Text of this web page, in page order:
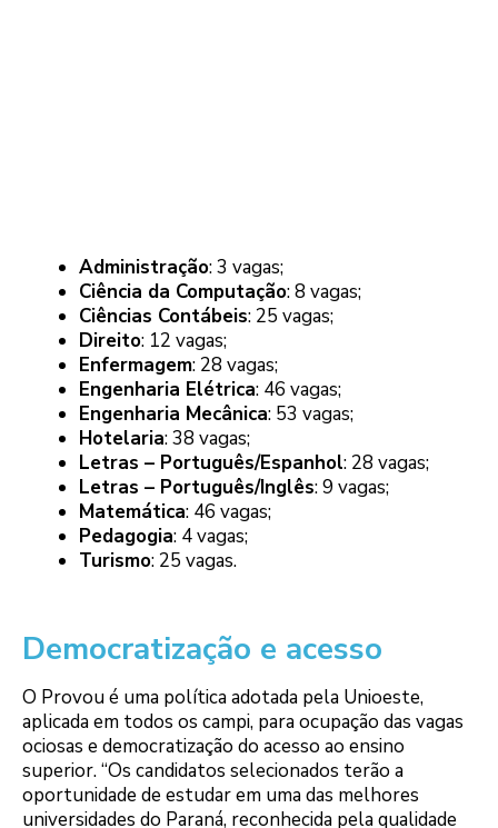
Administração: 3 vagas;
Ciência da Computação: 8 vagas;
Ciências Contábeis: 25 vagas;
Direito: 12 vagas;
Enfermagem: 28 vagas;
Engenharia Elétrica: 46 vagas;
Engenharia Mecânica: 53 vagas;
Hotelaria: 38 vagas;
Letras – Português/Espanhol: 28 vagas;
Letras – Português/Inglês: 9 vagas;
Matemática: 46 vagas;
Pedagogia: 4 vagas;
Turismo: 25 vagas.
Democratização e acesso
O Provou é uma política adotada pela Unioeste,
aplicada em todos os campi, para ocupação das vagas
ociosas e democratização do acesso ao ensino
superior. “Os candidatos selecionados terão a
oportunidade de estudar em uma das melhores
universidades do Paraná, reconhecida pela qualidade